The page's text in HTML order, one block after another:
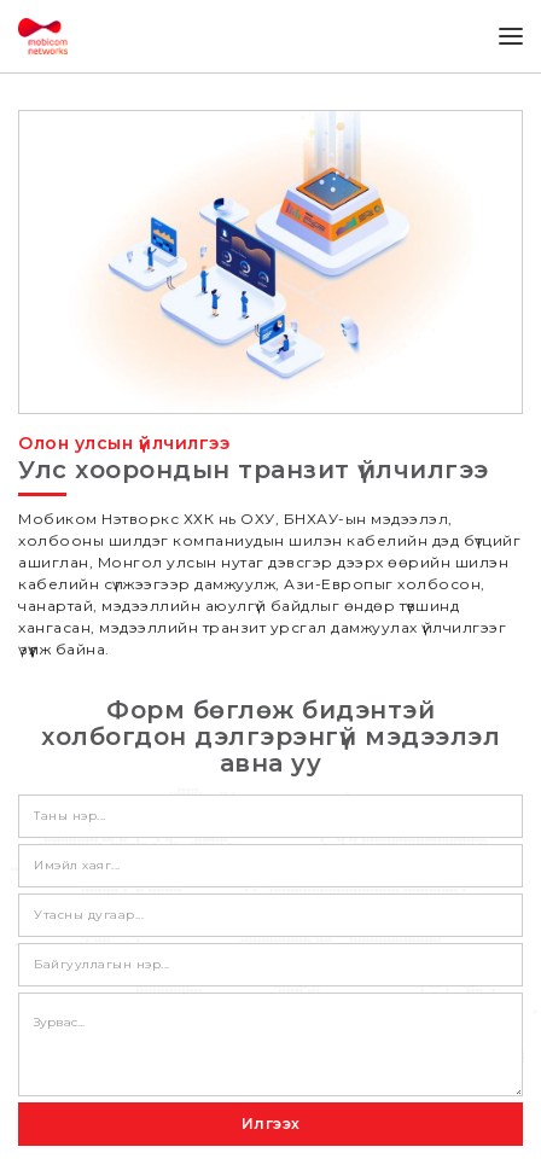
Олон улсын үйлчилгээ
Улс хоорондын транзит үйлчилгээ
Мобиком Нэтворкс ХХК нь ОХУ, БНХАУ-ын мэдээлэл,
холбооны шилдэг компаниудын шилэн кабелийн дэд бүтцийг
ашиглан, Монгол улсын нутаг дэвсгэр дээрх өөрийн шилэн
кабелийн сүлжээгээр дамжуулж, Ази-Европыг холбосон,
чанартай, мэдээллийн аюулгүй байдлыг өндөр түвшинд
хангасан, мэдээллийн транзит урсгал дамжуулах үйлчилгээг
үзүүлж байна.
Форм бөглөж бидэнтэй
холбогдон дэлгэрэнгүй мэдээлэл
авна уу
Илгээх